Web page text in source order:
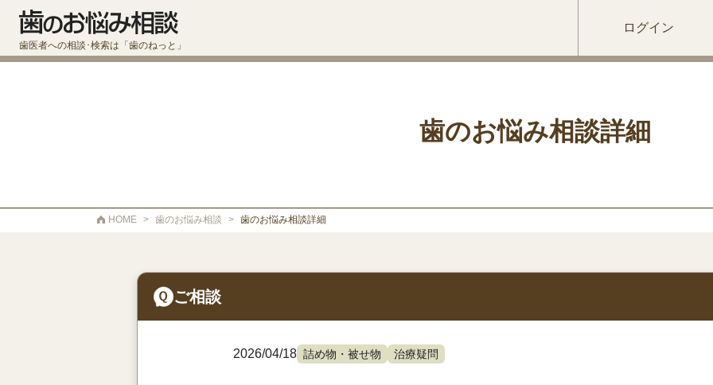
歯医者への相談･検索は「歯のねっと」
ログイン
歯のお悩み相談詳細
HOME > 歯のお悩み相談 > 歯のお悩み相談詳細
ご相談
2026/04/18 詰め物・被せ物 治療疑問